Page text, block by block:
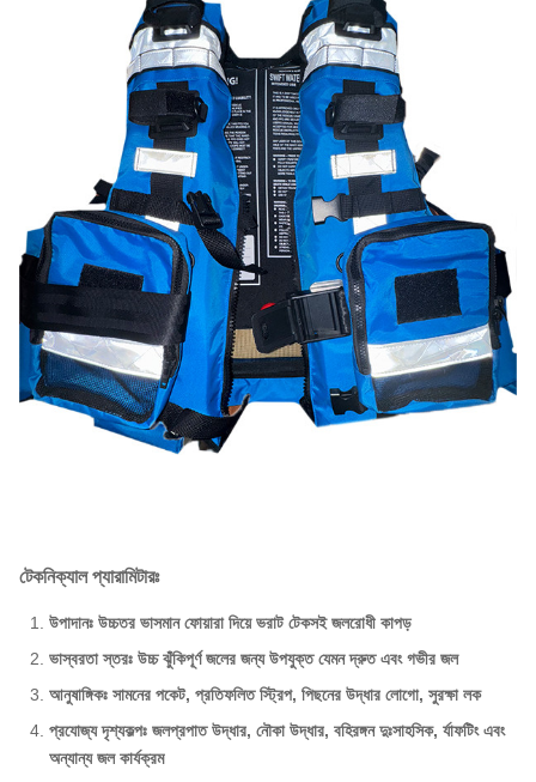
টেকনিক্যাল প্যারামিটারঃ
উপাদানঃ উচ্চতর ভাসমান ফোয়ারা দিয়ে ভরাট টেকসই জলরোধী কাপড়
ভাস্বরতা স্তরঃ উচ্চ ঝুঁকিপূর্ণ জলের জন্য উপযুক্ত যেমন দ্রুত এবং গভীর জল
আনুষাঙ্গিকঃ সামনের পকেট, প্রতিফলিত স্ট্রিপ, পিছনের উদ্ধার লোগো, সুরক্ষা লক
প্রযোজ্য দৃশ্যকল্পঃ জলপ্রপাত উদ্ধার, নৌকা উদ্ধার, বহিরঙ্গন দুঃসাহসিক, র্যাফটিং এবং
অন্যান্য জল কার্যক্রম